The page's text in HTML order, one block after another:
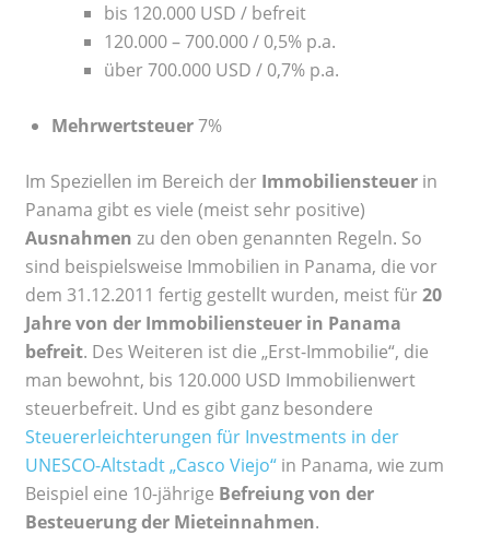
bis 120.000 USD / befreit
⁠120.000 – 700.000 / 0,5% p.a.
⁠über 700.000 USD / 0,7% p.a.
Mehrwertsteuer7%
Im Speziellen im Bereich der Immobiliensteuer in
Panama gibt es viele (meist sehr positive)
Ausnahmen zu den oben genannten Regeln. So
sind beispielsweise Immobilien in Panama, die vor
dem 31.12.2011 fertig gestellt wurden, meist für20
Jahre von der Immobiliensteuer in Panama
befreit. Des Weiteren ist die „Erst-Immobilie“, die
man bewohnt, bis 120.000 USD Immobilienwert
steuerbefreit. Und es gibt ganz besondere
Steuererleichterungen für Investments in der
UNESCO-Altstadt „Casco Viejo“ in Panama, wie zum
Beispiel eine 10-jährige Befreiung von der
Besteuerung der Mieteinnahmen.